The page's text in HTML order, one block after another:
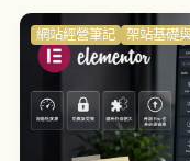
網站經營筆記 架站基礎